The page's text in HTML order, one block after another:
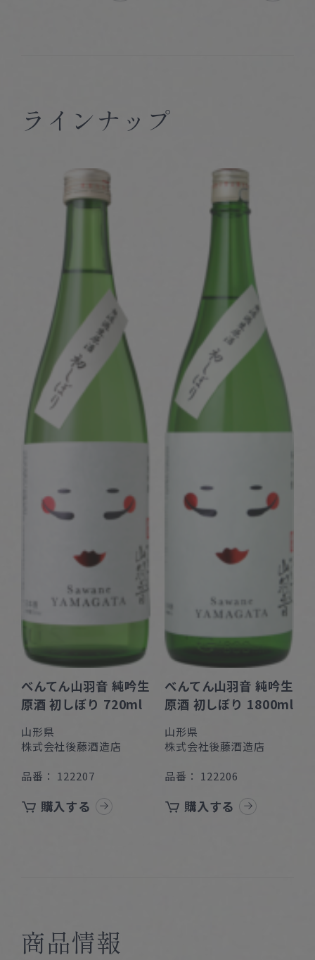
ラインナップ
べんてん山羽音 純吟生
原酒 初しぼり 720ml
山形県
株式会社後藤酒造店
品番： 122207
購入する
べんてん山羽音 純吟生
原酒 初しぼり 1800ml
山形県
株式会社後藤酒造店
品番： 122206
購入する
商品情報